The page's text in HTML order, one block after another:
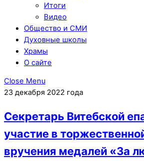
Итоги
Видео
Общество и СМИ
Духовные школы
Храмы
О сайте
Close Menu
23 декабря 2022 года
Секретарь Витебской
участие в
вручения медалей «За